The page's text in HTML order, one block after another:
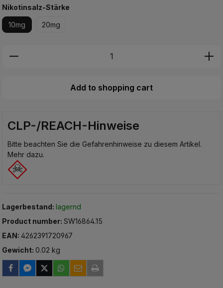
Select
Nikotinsalz-Stärke
10mg 20mg
Produkt Anzahl: Gib den gewünschten
Add to shopping cart
CLP-/REACH-Hinweise
Bitte beachten Sie die Gefahrenhinweise zu diesem Artikel.
Mehr dazu.
Lagerbestand:lagernd
Product number:SW16864.15
EAN:4262391720967
Gewicht: 0.02 kg